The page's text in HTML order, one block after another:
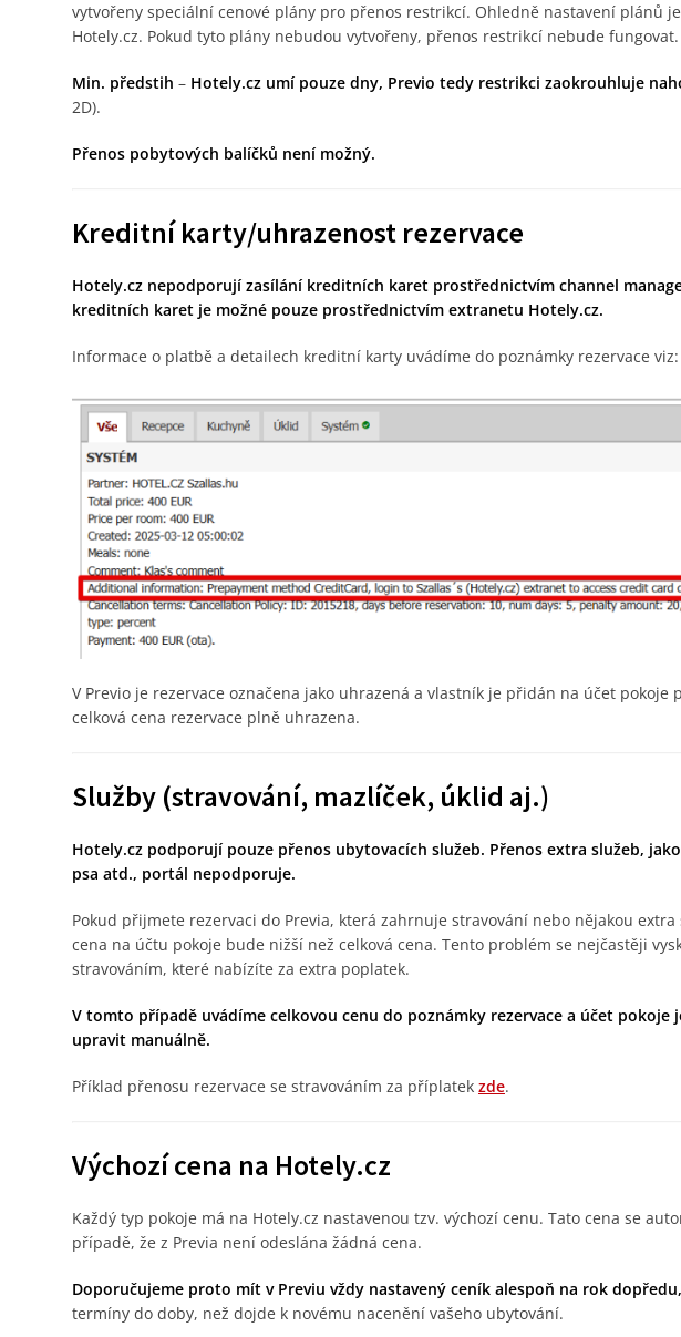
vytvořeny speciální cenové plány pro přenos restrikcí. Ohledně nastavení plánů
Hotely.cz. Pokud tyto plány nebudou vytvořeny, přenos restrikcí nebude fungovat.
Min. předstih – Hotely.cz umí pouze dny, Previo tedy restrikci zaokrouhluje
2D).
Přenos pobytových balíčků není možný.
Kreditní karty/uhrazenost rezervace
Hotely.cz nepodporují zasílání kreditních karet prostřednictvím channel
kreditních karet je možné pouze prostřednictvím extranetu Hotely.cz.
Informace o platbě a detailech kreditní karty uvádíme do poznámky rezervace viz:
V Previo je rezervace označena jako uhrazená a vlastník je přidán na účet pokoje
celková cena rezervace plně uhrazena.
Služby (stravování, mazlíček, úklid aj.)
Hotely.cz podporují pouze přenos ubytovacích služeb. Přenos extra služeb,
psa atd., portál nepodporuje.
Pokud přijmete rezervaci do Previa, která zahrnuje stravování nebo nějakou
cena na účtu pokoje bude nižší než celková cena. Tento problém se nejčastěji
stravováním, které nabízíte za extra poplatek.
V tomto případě uvádíme celkovou cenu do poznámky rezervace a účet pokoje
upravit manuálně.
Příklad přenosu rezervace se stravováním za příplatek zde.
Výchozí cena na Hotely.cz
Každý typ pokoje má na Hotely.cz nastavenou tzv. výchozí cenu. Tato cena se
případě, že z Previa není odeslána žádná cena.
Doporučujeme proto mít v Previu vždy nastavený ceník alespoň na rok dopředu,
termíny do doby, než dojde k novému nacenění vašeho ubytování.